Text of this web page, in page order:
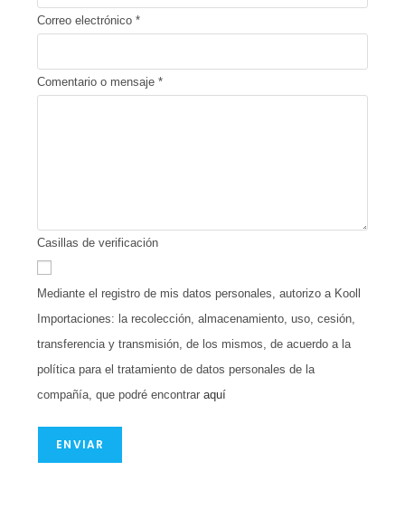
Correo electrónico*
Comentario o mensaje*
Casillas de verificación
Mediante el registro de mis datos personales, autorizo a Kooll
Importaciones: la recolección, almacenamiento, uso, cesión,
transferencia y transmisión, de los mismos, de acuerdo a la
política para el tratamiento de datos personales de la
compañía, que podré encontraraquí
ENVIAR